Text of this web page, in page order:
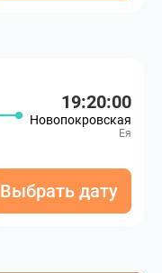
19:20:00
Новопокровская
Ея
Выбрать дату